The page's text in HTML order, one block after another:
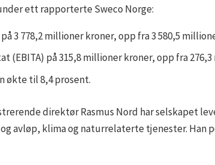
ett rapporterte Sweco Norge:
3 778,2 millioner kroner, opp fra 3 580,5
(EBITA) på 315,8 millioner kroner, opp fra
økte til 8,4 prosent.
direktør Rasmus Nord har selskapet
og avløp, klima og naturrelaterte tjenester.